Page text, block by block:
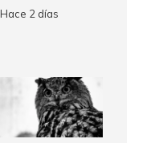
Hace 2 días